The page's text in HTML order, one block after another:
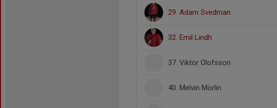
29. Adam Svedman
32. Emil Lindh
37. Viktor Olofsson
40. Melvin Mörlin